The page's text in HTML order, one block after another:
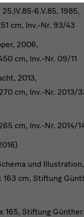
6.V.85, 1985,
cm, Inv.-Nr. 93/43
2006,
cm, Inv.-Nr. 09/11
2013,
cm, Inv.-Nr. 2013/
cm, Inv.-Nr. 2014/
und
163 cm, Stiftung
165, Stiftung